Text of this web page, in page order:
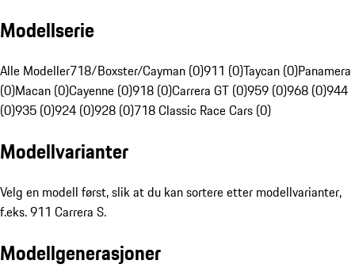
Modellserie
Alle Modeller718/Boxster/Cayman (0)911 (0)Taycan (0)Panamera
(0)Macan (0)Cayenne (0)918 (0)Carrera GT (0)959 (0)968 (0)944
(0)935 (0)924 (0)928 (0)718 Classic Race Cars (0)
Modellvarianter
Velg en modell først, slik at du kan sortere etter modellvarianter,
f.eks. 911 Carrera S.
Modellgenerasjoner